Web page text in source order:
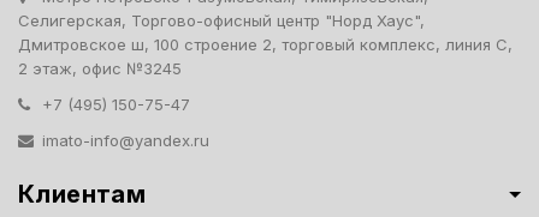
Селигерская, Торгово-офисный центр "Норд Хаус",
Дмитровское ш, 100 строение 2, торговый комплекс, линия С,
2 этаж, офис №3245
+7 (495) 150-75-47
imato-info@yandex.ru
Клиентам